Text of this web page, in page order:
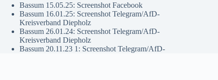
Bassum 15.05.25: Screenshot Facebook
Bassum 16.01.25: Screenshot Telegram/AfD-
Kreisverband Diepholz
Bassum 26.01.24: Screenshot Telegram/AfD-
Kreisverband Diepholz
Bassum 20.11.23 1: Screenshot Telegram/AfD-